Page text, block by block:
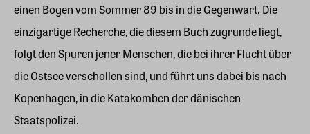
einen Bogen vom Sommer 89 bis in die Gegenwart. Die
einzigartige Recherche, die diesem Buch zugrunde liegt,
folgt den Spuren jener Menschen, die bei ihrer Flucht über
die Ostsee verschollen sind, und führt uns dabei bis nach
Kopenhagen, in die Katakomben der dänischen
Staatspolizei.